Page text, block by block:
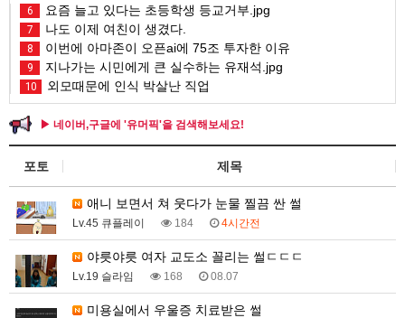
6 요즘 늘고 있다는 초등학생 등교거부.jpg
7 나도 이제 여친이 생겼다.
8 이번에 아마존이 오픈ai에 75조 투자한 이유
9 지나가는 시민에게 큰 실수하는 유재석.jpg
10 외모때문에 인식 박살난 직업
▶ 네이버,구글에 '유머픽'을 검색해보세요!
포토 제목
애니 보면서 쳐 웃다가 눈물 찔끔 싼 썰
Lv.45 큐플레이 184 4시간전
야릇야릇 여자 교도소 꼴리는 썰ㄷㄷㄷ
Lv.19 슬라임 168 08.07
미용실에서 우울증 치료받은 썰